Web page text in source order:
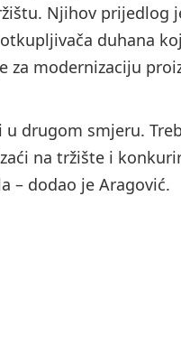
Njihov prijedlog
duhana
za modernizaciju
drugom smjeru.
na tržište i
– dodao je Aragović.